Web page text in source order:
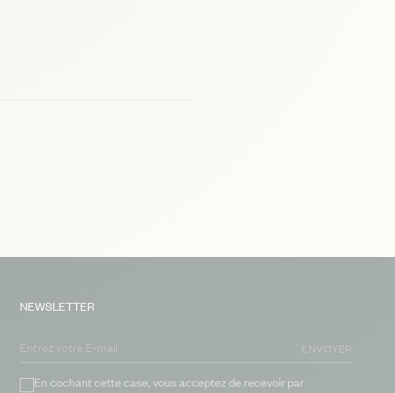
NEWSLETTER
ENVOYER
En cochant cette case, vous acceptez de recevoir par